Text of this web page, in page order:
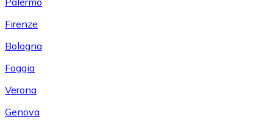
Firenze
Bologna
Foggia
Verona
Genova